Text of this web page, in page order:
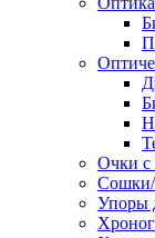
Очки
Упоры